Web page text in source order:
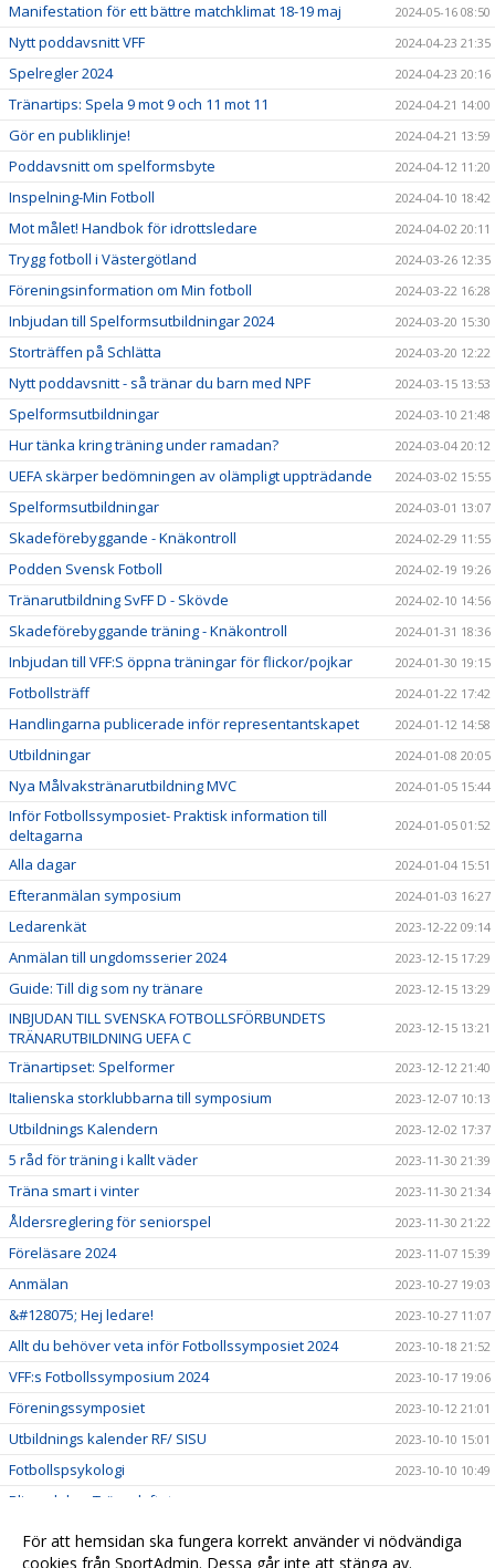
Manifestation för ett bättre matchklimat 18-19 maj 2024-05-16 08:50
Nytt poddavsnitt VFF 2024-04-23 21:35
Spelregler 2024 2024-04-23 20:16
Tränartips: Spela 9 mot 9 och 11 mot 11 2024-04-21 14:00
Gör en publiklinje! 2024-04-21 13:59
Poddavsnitt om spelformsbyte 2024-04-12 11:20
Inspelning-Min Fotboll 2024-04-10 18:42
Mot målet! Handbok för idrottsledare 2024-04-02 20:11
Trygg fotboll i Västergötland 2024-03-26 12:35
Föreningsinformation om Min fotboll 2024-03-22 16:28
Inbjudan till Spelformsutbildningar 2024 2024-03-20 15:30
Storträffen på Schlätta 2024-03-20 12:22
Nytt poddavsnitt - så tränar du barn med NPF 2024-03-15 13:53
Spelformsutbildningar 2024-03-10 21:48
Hur tänka kring träning under ramadan? 2024-03-04 20:12
UEFA skärper bedömningen av olämpligt uppträdande 2024-03-02 15:55
Spelformsutbildningar 2024-03-01 13:07
Skadeförebyggande - Knäkontroll 2024-02-29 11:55
Podden Svensk Fotboll 2024-02-19 19:26
Tränarutbildning SvFF D - Skövde 2024-02-10 14:56
Skadeförebyggande träning - Knäkontroll 2024-01-31 18:36
Inbjudan till VFF:S öppna träningar för flickor/pojkar 2024-01-30 19:15
Fotbollsträff 2024-01-22 17:42
Handlingarna publicerade inför representantskapet 2024-01-12 14:58
Utbildningar 2024-01-08 20:05
Nya Målvakstränarutbildning MVC 2024-01-05 15:44
Inför Fotbollssymposiet- Praktisk information till
deltagarna
2024-01-05 01:52
Alla dagar 2024-01-04 15:51
Efteranmälan symposium 2024-01-03 16:27
Ledarenkät 2023-12-22 09:14
Anmälan till ungdomsserier 2024 2023-12-15 17:29
Guide: Till dig som ny tränare 2023-12-15 13:29
INBJUDAN TILL SVENSKA FOTBOLLSFÖRBUNDETS
TRÄNARUTBILDNING UEFA C
2023-12-15 13:21
Tränartipset: Spelformer 2023-12-12 21:40
Italienska storklubbarna till symposium 2023-12-07 10:13
Utbildnings Kalendern 2023-12-02 17:37
5 råd för träning i kallt väder 2023-11-30 21:39
Träna smart i vinter 2023-11-30 21:34
Åldersreglering för seniorspel 2023-11-30 21:22
Föreläsare 2024 2023-11-07 15:39
Anmälan 2023-10-27 19:03
&#128075; Hej ledare! 2023-10-27 11:07
Allt du behöver veta inför Fotbollssymposiet 2024 2023-10-18 21:52
VFF:s Fotbollssymposium 2024 2023-10-17 19:06
Föreningssymposiet 2023-10-12 21:01
Utbildnings kalender RF/ SISU 2023-10-10 15:01
Fotbollspsykologi 2023-10-10 10:49
Bli en del av Tränarlyftet
Idrottsmedicin 2023-07-24 13:24
Matchmiljö 2023 2023-05-13 03:22
För att hemsidan ska fungera korrekt använder vi nödvändiga
cookies från SportAdmin. Dessa går inte att stänga av.